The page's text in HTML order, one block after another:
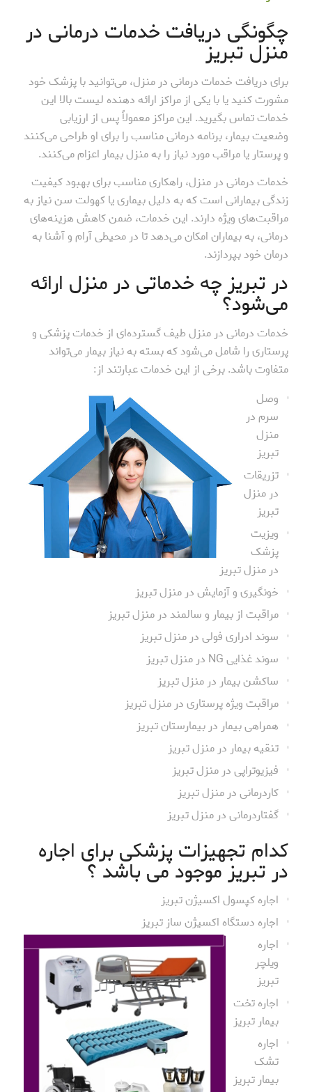
چگونگی دریافت خدمات درمانی در
منزل تبریز
برای دریافت خدمات درمانی در منزل، می‌توانید با پزشک خود
مشورت کنید یا با یکی از مراکز ارائه دهنده لیست بالا این
خدمات تماس بگیرید. این مراکز معمولاً پس از ارزیابی
وضعیت بیمار، برنامه درمانی مناسب را برای او طراحی می‌کنند
و پرستار یا مراقب مورد نیاز را به منزل بیمار اعزام می‌کنند.
خدمات درمانی در منزل، راهکاری مناسب برای بهبود کیفیت
زندگی بیمارانی است که به دلیل بیماری یا کهولت سن نیاز به
مراقبت‌های ویژه دارند. این خدمات، ضمن کاهش هزینه‌های
درمانی، به بیماران امکان می‌دهد تا در محیطی آرام و آشنا به
درمان خود بپردازند.
در تبریز چه خدماتی در منزل ارائه
می‌شود؟
خدمات درمانی در منزل طیف گسترده‌ای از خدمات پزشکی و
پرستاری را شامل می‌شود که بسته به نیاز بیمار می‌تواند
متفاوت باشد. برخی از این خدمات عبارتند از:
وصل
سرم در
منزل
تبریز
تزریقات
در منزل
تبریز
ویزیت
پزشک
در منزل تبریز
خونگیری و آزمایش در منزل تبریز
مراقبت از بیمار و سالمند در منزل تبریز
سوند ادراری فولی در منزل تبریز
سوند غذایی NG در منزل تبریز
ساکشن بیمار در منزل تبریز
مراقبت ویژه پرستاری در منزل تبریز
همراهی بیمار در بیمارستان تبریز
تنقیه بیمار در منزل تبریز
فیزیوتراپی در منزل تبریز
کاردرمانی در منزل تبریز
گفتاردرمانی در منزل تبریز
کدام تجهیزات پزشکی برای اجاره
در تبریز موجود می باشد ؟
اجاره کپسول اکسیژن تبریز
اجاره دستگاه اکسیژن ساز تبریز
اجاره
ویلچر
تبریز
اجاره تخت
بیمار تبریز
اجاره
تشک
بیمار تبریز